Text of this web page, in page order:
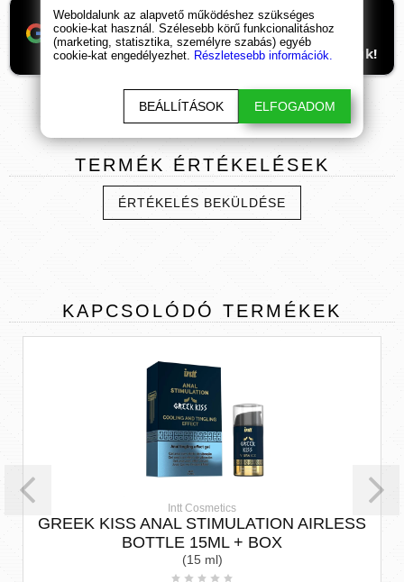
Ha támogatnád a munkánkat, itt tudod
beállítani, hogy előre kerüljenek
ismeretterjesztő cikkeink. Hálásan köszönjük!
TERMÉK ÉRTÉKELÉSEK
ÉRTÉKELÉS BEKÜLDÉSE
KAPCSOLÓDÓ TERMÉKEK
Intt Cosmetics
GREEK KISS ANAL STIMULATION AIRLESS
BOTTLE 15ML + BOX
(15 ml)
Weboldalunk az alapvető működéshez szükséges
cookie-kat használ. Szélesebb körű funkcionalitáshoz
(marketing, statisztika, személyre szabás) egyéb
cookie-kat engedélyezhet. Részletesebb információk.
BEÁLLÍTÁSOK ELFOGADOM